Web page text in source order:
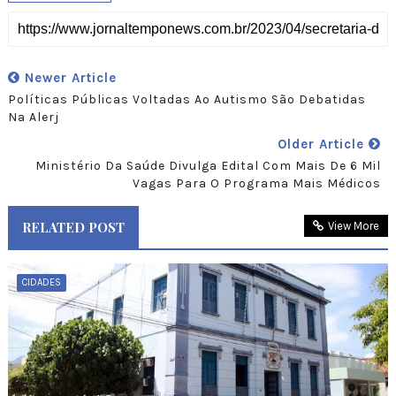
Newer Article
Políticas Públicas Voltadas Ao Autismo São Debatidas
Na Alerj
Older Article
Ministério Da Saúde Divulga Edital Com Mais De 6 Mil
Vagas Para O Programa Mais Médicos
RELATED POST View More
CIDADES